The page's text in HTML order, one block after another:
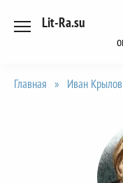
Lit-Ra.su
Главная » Иван Крылов